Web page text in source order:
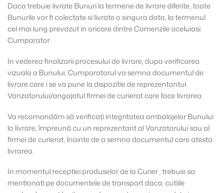
Daca trebuie livrate Bunuri la termene de livrare diferite, toate
Bunurile vor fi colectate si livrate o singura data, la termenul
cel mai lung prevazut in oricare dintre Comenzile aceluiasi
Cumparator.
In vederea finalizarii procesului de livrare, dupa verificarea
vizuala a Bunului, Cumparatorul va semna documentul de
livrare care i se va pune la dispozitie de reprezentantul
Vanzatorului/angajatul firmei de curierat care face livrarea.
Va recomandăm să verificați integritatea ambalajelor Bunului
la livrare, împreună cu un reprezentant al Vanzatorului sau al
firmei de curierat, înainte de a semna documentul care atesta
livrarea.
In momentul receptiei produselor de la Curier , trebuie sa
mentionati pe documentele de transport daca: cutiile